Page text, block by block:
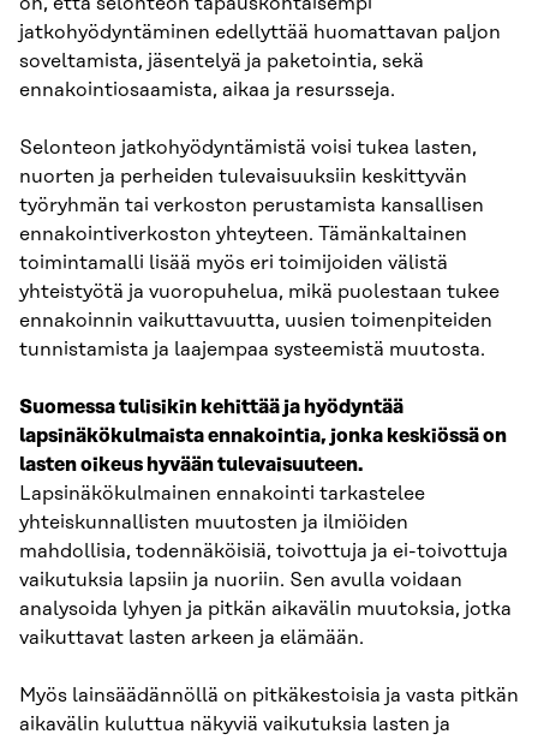
jatkohyödyntäminen edellyttää huomattavan paljon
soveltamista, jäsentelyä ja paketointia, sekä
ennakointiosaamista, aikaa ja resursseja.
Selonteon jatkohyödyntämistä voisi tukea lasten,
nuorten ja perheiden tulevaisuuksiin keskittyvän
työryhmän tai verkoston perustamista kansallisen
ennakointiverkoston yhteyteen. Tämänkaltainen
toimintamalli lisää myös eri toimijoiden välistä
yhteistyötä ja vuoropuhelua, mikä puolestaan tukee
ennakoinnin vaikuttavuutta, uusien toimenpiteiden
tunnistamista ja laajempaa systeemistä muutosta.
Suomessa tulisikin kehittää ja hyödyntää
lapsinäkökulmaista ennakointia, jonka keskiössä on
lasten oikeus hyvään tulevaisuuteen.
Lapsinäkökulmainen ennakointi tarkastelee
yhteiskunnallisten muutosten ja ilmiöiden
mahdollisia, todennäköisiä, toivottuja ja ei-toivottuja
vaikutuksia lapsiin ja nuoriin. Sen avulla voidaan
analysoida lyhyen ja pitkän aikavälin muutoksia, jotka
vaikuttavat lasten arkeen ja elämään.
Myös lainsäädännöllä on pitkäkestoisia ja vasta pitkän
aikavälin kuluttua näkyviä vaikutuksia lasten ja